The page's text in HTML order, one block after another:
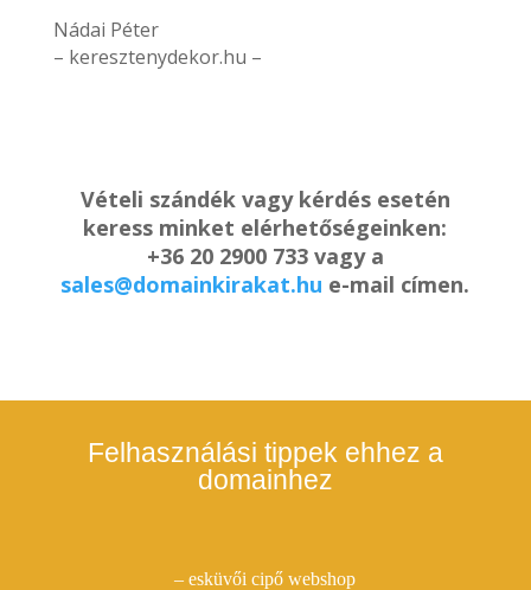
Nádai Péter
– keresztenydekor.hu –
Vételi szándék vagy kérdés esetén
keress minket elérhetőségeinken:
+36 20 2900 733 vagy a
sales@domainkirakat.hu e-mail címen.
Felhasználási tippek ehhez a
domainhez
– esküvői cipő webshop